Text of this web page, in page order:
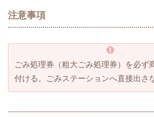
注意事項
ごみ処理券（粗大ごみ処理券）を必ず
付ける。ごみステーションへ直接出さ